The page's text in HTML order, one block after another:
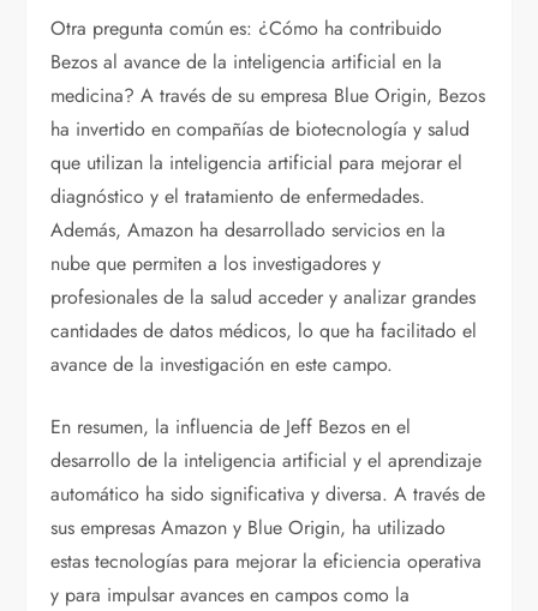
Otra pregunta común es: ¿Cómo ha contribuido
Bezos al avance de la inteligencia artificial en la
medicina? A través de su empresa Blue Origin, Bezos
ha invertido en compañías de biotecnología y salud
que utilizan la inteligencia artificial para mejorar el
diagnóstico y el tratamiento de enfermedades.
Además, Amazon ha desarrollado servicios en la
nube que permiten a los investigadores y
profesionales de la salud acceder y analizar grandes
cantidades de datos médicos, lo que ha facilitado el
avance de la investigación en este campo.
En resumen, la influencia de Jeff Bezos en el
desarrollo de la inteligencia artificial y el aprendizaje
automático ha sido significativa y diversa. A través de
sus empresas Amazon y Blue Origin, ha utilizado
estas tecnologías para mejorar la eficiencia operativa
y para impulsar avances en campos como la